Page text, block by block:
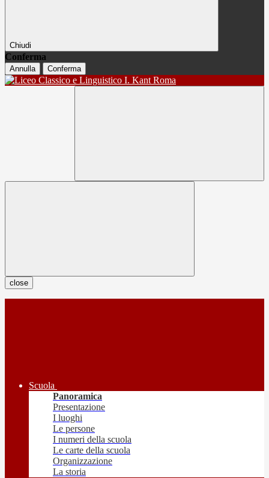
Chiudi
Conferma
Annulla Conferma
close
Scuola
Panoramica
Presentazione
I luoghi
Le persone
I numeri della scuola
Le carte della scuola
Organizzazione
La storia